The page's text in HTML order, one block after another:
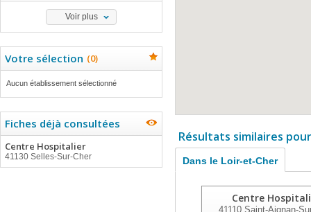
Voir plus
Votre sélection (0)
Aucun établissement sélectionné
Fiches déjà consultées
Centre Hospitalier
41130 Selles-Sur-Cher
Résultats similaires
Dans le Loir-et-Cher
Centre
41110Saint-Aignan-